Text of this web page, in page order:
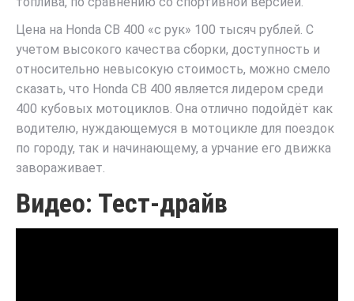
Цена на Honda CB 400 «с рук» 100 тысяч рублей. С
учетом высокого качества сборки, доступность и
относительно невысокую стоимость, можно смело
сказать, что Honda CB 400 является лидером среди
400 кубовых мотоциклов. Она отлично подойдёт как
водителю, нуждающемуся в мотоцикле для поездок
по городу, так и начинающему, а урчание его движка
завораживает.
Видео: Тест-драйв